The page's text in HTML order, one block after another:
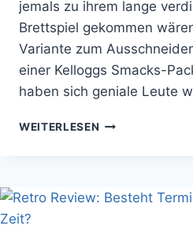
jemals zu ihrem lange
Brettspiel gekommen
Variante zum
einer Kelloggs Smacks-
haben sich geniale Leute
WEITERLESEN DAS
BRETTSPIEL